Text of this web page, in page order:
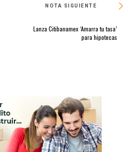
NOTA SIGUIENTE
Lanza Citibanamex ‘Amarra tu tasa’
para hipotecas